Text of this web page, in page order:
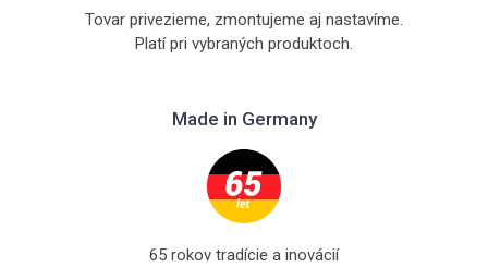
Tovar privezieme, zmontujeme aj nastavíme.
Platí pri vybraných produktoch.
Made in Germany
65 rokov tradície a inovácií